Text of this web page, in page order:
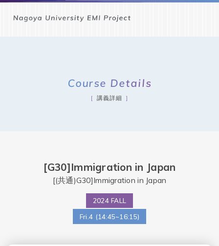
Course Details
講義詳細
[G30]Immigration in Japan
[(共通)G30]Immigration in Japan
2024 FALL
Fri.4 (14:45~16:15)